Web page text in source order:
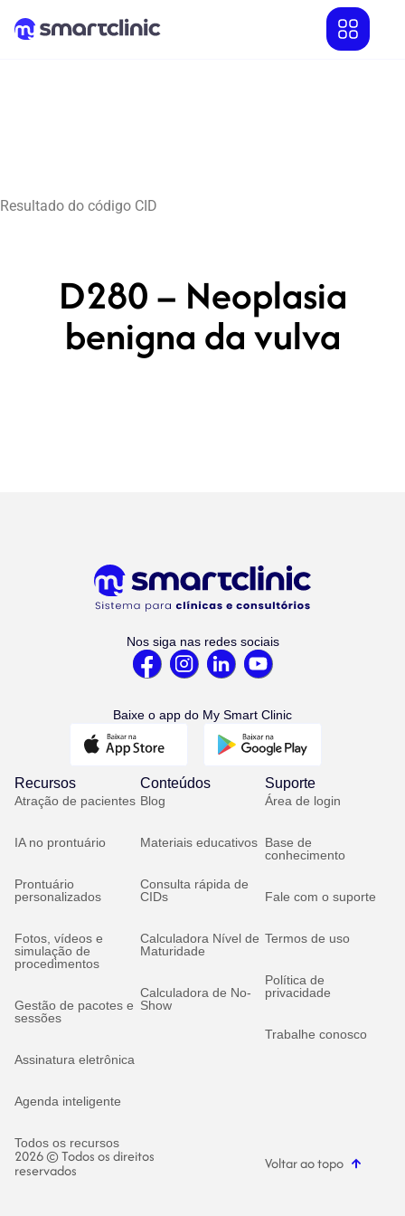
Resultado do código CID
D280 – Neoplasia
benigna da vulva
Nos siga nas redes sociais
Baixe o app do My Smart Clinic
Recursos
Atração de pacientes
IA no prontuário
Prontuário
personalizados
Fotos, vídeos e
simulação de
procedimentos
Gestão de pacotes e
sessões
Assinatura eletrônica
Agenda inteligente
Todos os recursos
Conteúdos
Blog
Materiais educativos
Consulta rápida de
CIDs
Calculadora Nível de
Maturidade
Calculadora de No-
Show
Suporte
Área de login
Base de
conhecimento
Fale com o suporte
Termos de uso
Política de
privacidade
Trabalhe conosco
2026 © Todos os direitos
reservados Voltar ao topo